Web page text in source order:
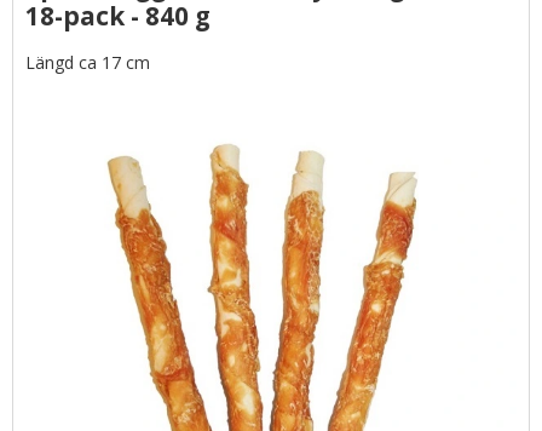
18-pack - 840 g
Längd ca 17 cm